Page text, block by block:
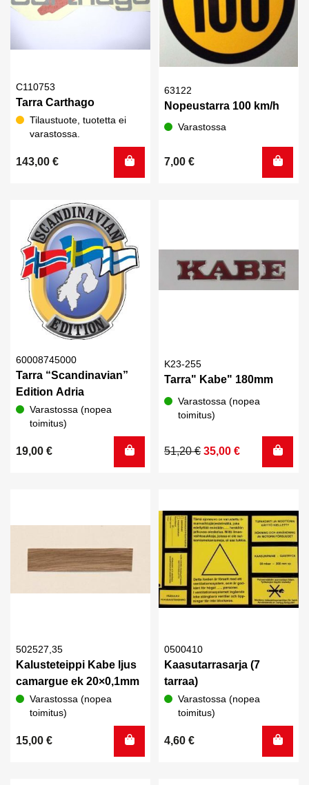
C110753
Tarra Carthago
Tilaustuote, tuotetta ei
varastossa.
143,00 €
63122
Nopeustarra 100 km/h
Varastossa
7,00 €
60008745000
Tarra “Scandinavian”
Edition Adria
Varastossa (nopea
toimitus)
19,00 €
K23-255
Tarra" Kabe" 180mm
Varastossa (nopea
toimitus)
51,20€
Alkuperäinen
35,00 €
Nykyinen
502527,35
Kalusteteippi Kabe ljus
camargue ek 20×0,1mm
Varastossa (nopea
toimitus)
15,00 €
0500410
Kaasutarrasarja (7
tarraa)
Varastossa (nopea
toimitus)
4,60 €